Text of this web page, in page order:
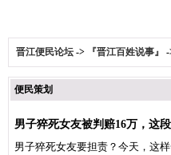
晋江便民论坛 -> 『晋江百姓说事』 -
便民策划
男子猝死女友被判赔16万，这
男子猝死女友要担责？今天，这